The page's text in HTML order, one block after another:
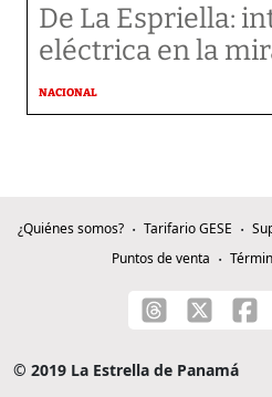
De La Espriella:
eléctrica en la
NACIONAL
¿Quiénes somos? Tarifario GESE
Puntos de venta
© 2019 La Estrella de Panamá